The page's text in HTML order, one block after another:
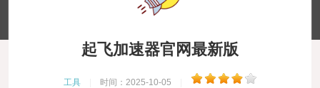
起飞加速器官网最新版
工具 时间：2025-10-05